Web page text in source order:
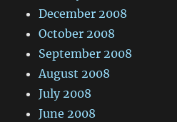
December 2008
October 2008
September 2008
August 2008
July 2008
June 2008